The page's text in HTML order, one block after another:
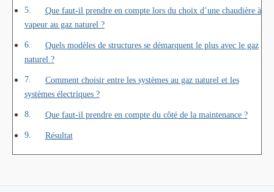
Que faut-il prendre en compte lors du choix d’une chaudière à
vapeur au gaz naturel ?
Quels modèles de structures se démarquent le plus avec le gaz
naturel ?
Comment choisir entre les systèmes au gaz naturel et les
systèmes électriques ?
Que faut-il prendre en compte du côté de la maintenance ?
Résultat